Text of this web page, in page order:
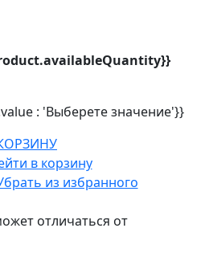
: 'Выберете значение'}}
в корзину
из избранного
отличаться от